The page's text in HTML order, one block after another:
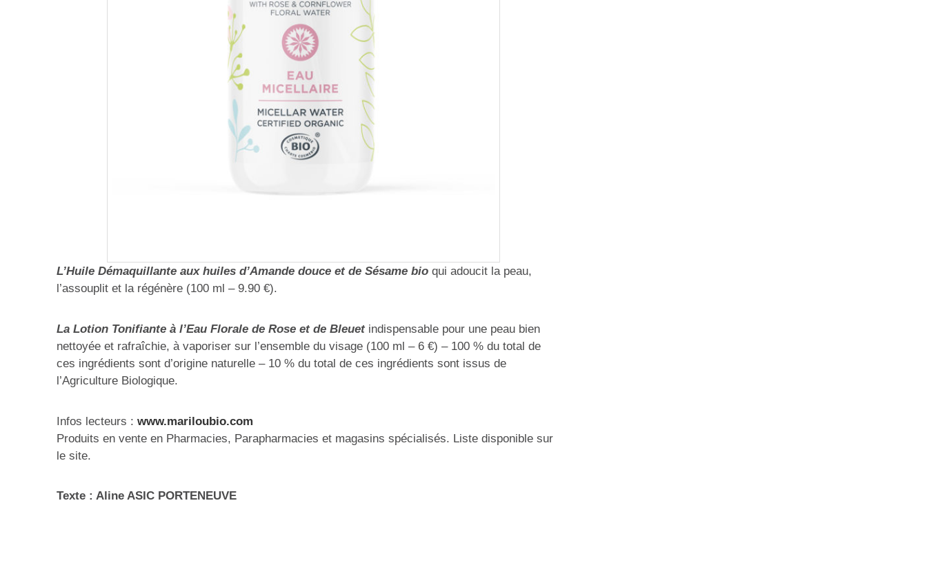
L’Huile Démaquillante aux huiles d’Amande douce et de Sésame bio qui adoucit la peau,
l’assouplit et la régénère (100 ml – 9.90 €).
La Lotion Tonifiante à l’Eau Florale de Rose et de Bleuetindispensable pour une peau bien
nettoyée et rafraîchie, à vaporiser sur l’ensemble du visage (100 ml – 6 €) – 100 % du total de
ces ingrédients sont d’origine naturelle – 10 % du total de ces ingrédients sont issus de
l’Agriculture Biologique.
Infos lecteurs : www.mariloubio.com
Produits en vente en Pharmacies, Parapharmacies et magasins spécialisés. Liste disponible sur
le site.
Texte : Aline ASIC PORTENEUVE